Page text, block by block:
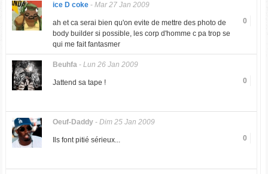
ice D coke- Mar 27 Jan 2009
0
ah et ca serai bien qu'on evite de mettre des photo de
body builder si possible, les corp d'homme c pa trop se
qui me fait fantasmer
Beuhfa- Lun 26 Jan 2009
0
Jattend sa tape !
Oeuf-Daddy- Dim 25 Jan 2009
0
Ils font pitié sérieux...